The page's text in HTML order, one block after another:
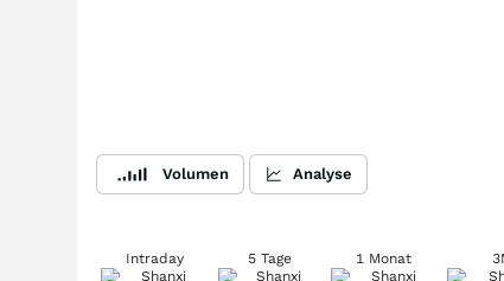
Volumen Analyse
Intraday 5 Tage 1 Monat